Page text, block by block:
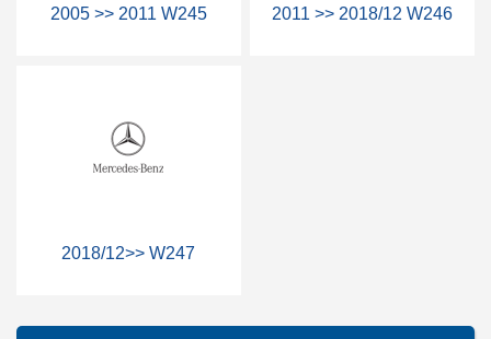
2005 >> 2011 W245 2011 >> 2018/12 W246
2018/12>> W247